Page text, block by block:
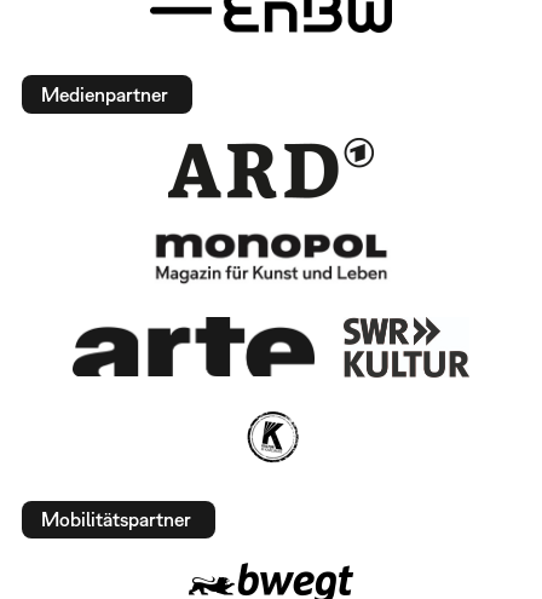
Medienpartner
Mobilitätspartner